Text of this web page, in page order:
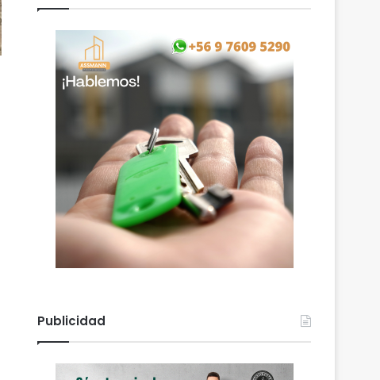
Publicidad